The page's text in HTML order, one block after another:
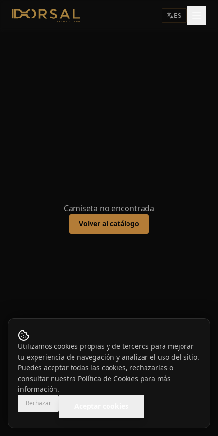
ES
Camiseta no encontrada
Volver al catálogo
Utilizamos cookies propias y de terceros para mejorar
tu experiencia de navegación y analizar el uso del sitio.
Puedes aceptar todas las cookies, rechazarlas o
consultar nuestra Política de Cookies para más
información.
Rechazar